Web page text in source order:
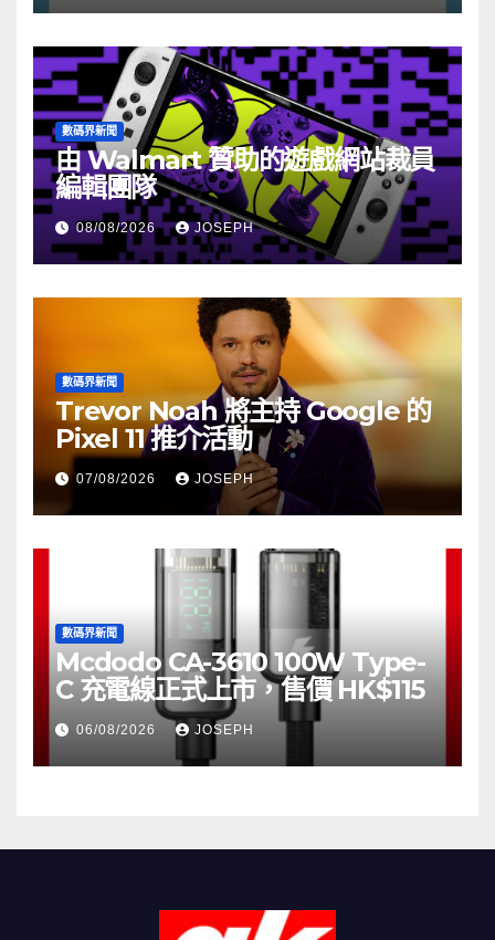
數碼界新聞
由 Walmart 贊助的遊戲網站裁員
編輯團隊
08/08/2026 JOSEPH
數碼界新聞
Trevor Noah 將主持 Google 的
Pixel 11 推介活動
07/08/2026 JOSEPH
數碼界新聞
Mcdodo CA-3610 100W Type-
C 充電線正式上市，售價 HK$115
06/08/2026 JOSEPH